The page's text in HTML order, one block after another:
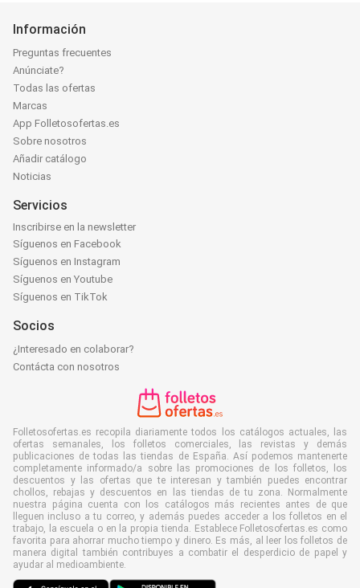
Información
Preguntas frecuentes
Anúnciate?
Todas las ofertas
Marcas
App Folletosofertas.es
Sobre nosotros
Añadir catálogo
Noticias
Servicios
Inscribirse en la newsletter
Síguenos en Facebook
Síguenos en Instagram
Síguenos en Youtube
Síguenos en TikTok
Socios
¿Interesado en colaborar?
Contácta con nosotros
Folletosofertas.es recopila diariamente todos los catálogos actuales, las
ofertas semanales, los folletos comerciales, las revistas y demás
publicaciones de todas las tiendas de España. Así podemos mantenerte
completamente informado/a sobre las promociones de los folletos, los
descuentos y las ofertas que te interesan y también puedes encontrar
chollos, rebajas y descuentos en las tiendas de tu zona. Normalmente
nuestra página cuenta con los catálogos más recientes antes de que
lleguen incluso a tu correo, y además puedes acceder a los folletos en el
trabajo, la escuela o en la propia tienda. Establece Folletosofertas.es como
favorita para ahorrar mucho tiempo y dinero. Es más, al leer los folletos de
manera digital también contribuyes a combatir el desperdicio de papel y
ayudar al medioambiente.